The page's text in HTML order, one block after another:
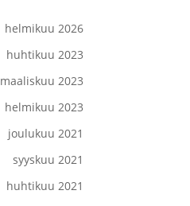
helmikuu 2026
huhtikuu 2023
maaliskuu 2023
helmikuu 2023
joulukuu 2021
syyskuu 2021
huhtikuu 2021